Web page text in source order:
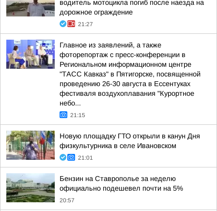
водитель мотоцикла погиб после наезда на
дорожное ограждение
21:27
Главное из заявлений, а также
фоторепортаж с пресс-конференции в
Региональном информационном центре
"ТАСС Кавказ" в Пятигорске, посвященной
проведению 26-30 августа в Ессентуках
фестиваля воздухоплавания "Курортное
небо...
21:15
Новую площадку ГТО открыли в канун Дня
физкультурника в селе Ивановском
21:01
Бензин на Ставрополье за неделю
официально подешевел почти на 5%
20:57